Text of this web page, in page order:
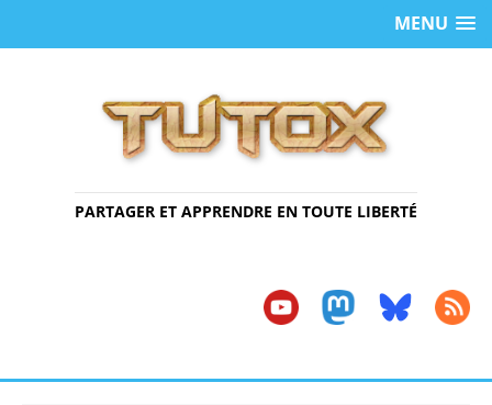
MENU
PARTAGER ET APPRENDRE EN TOUTE LIBERTÉ